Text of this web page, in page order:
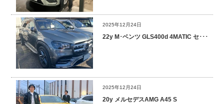
2025年12月24日
22y M･ベンツ GLS400d 4MATIC セ･･･
2025年12月24日
20y メルセデスAMG A45 S